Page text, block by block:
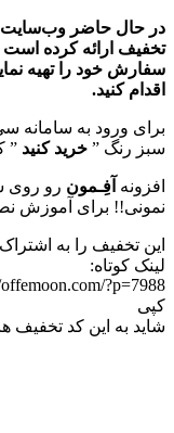
تخفیف ارائه کرده است
سفارش خود را تهیه
اقدام کنید.
برای ورود به سامانه
سبز رنگ ” خرید کنید ”
افزونه آفِـمون رو روی
نمونی!! برای آموزش
این تخفیف را به اشتراک
لینک کوتاه:
?p=7988
کپی
شاید به این کد تخفیف